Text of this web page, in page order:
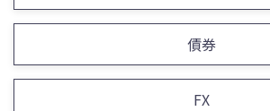
債券
FX